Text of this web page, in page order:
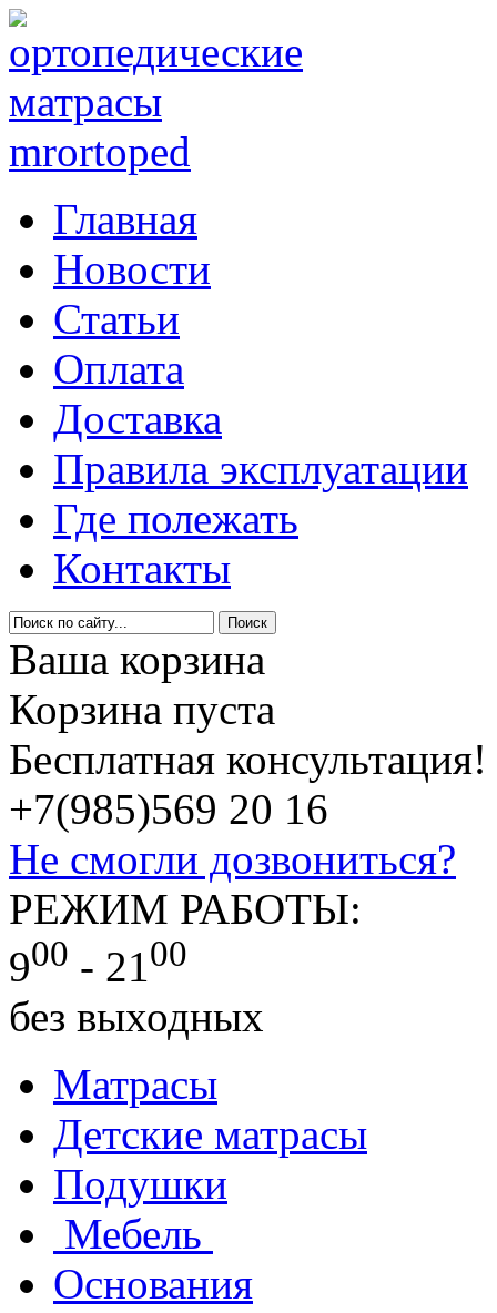
Главная
Новости
Статьи
Оплата
Доставка
Правила эксплуатации
Где полежать
Контакты
Ваша корзина
Корзина пуста
Бесплатная консультация!
+7(985)569 20 16
Не смогли дозвониться?
РЕЖИМ РАБОТЫ:
900 - 2100
без выходных
Матрасы
Детские матрасы
Подушки
Мебель
Основания